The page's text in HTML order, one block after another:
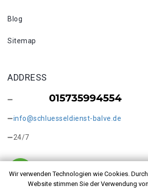
Wir verwenden Technologien wie Cookies.
Website stimmen Sie der Verwendung
Blog
Sitemap
ADDRESS
info@schluesseldienst-balve.de
24/7